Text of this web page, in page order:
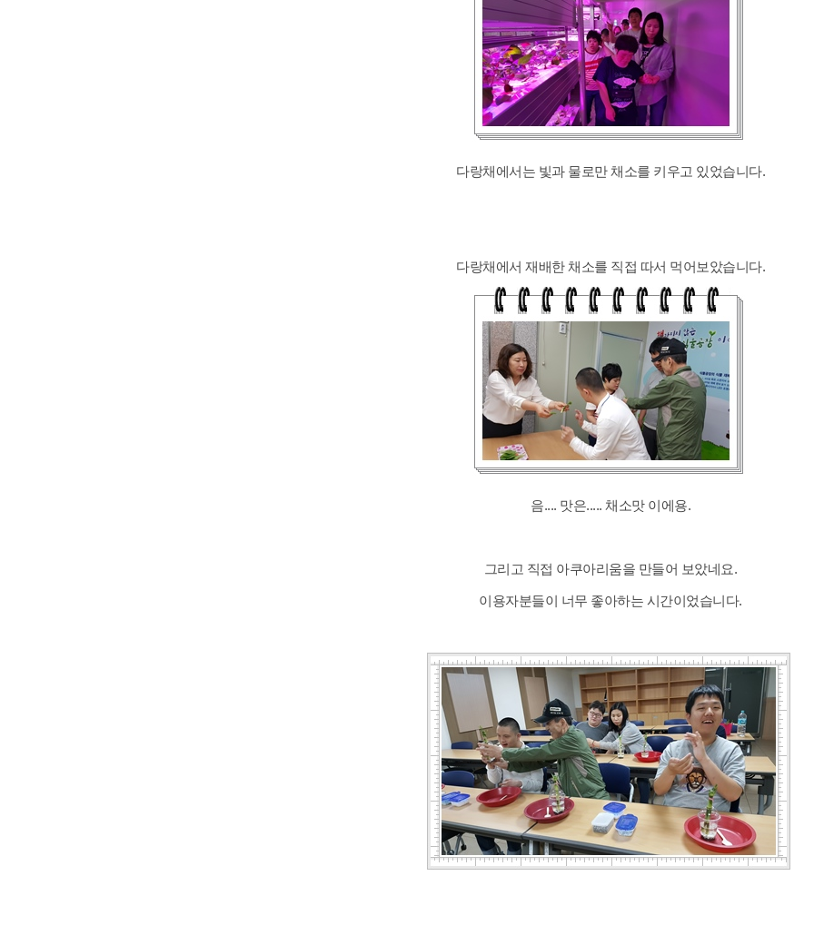
다랑채에서는 빛과 물로만 채소를 키우고 있었습니다.
다랑채에서 재배한 채소를 직접 따서 먹어보았습니다.
음.... 맛은..... 채소맛 이에용.
그리고 직접 아쿠아리움을 만들어 보았네요.
이용자분들이 너무 좋아하는 시간이었습니다.